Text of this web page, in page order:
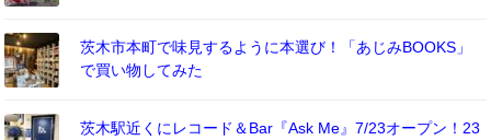
茨木市本町で味見するように本選び！「あじみBOOKS」
で買い物してみた
茨木駅近くにレコード＆Bar『Ask Me』7/23オープン！23